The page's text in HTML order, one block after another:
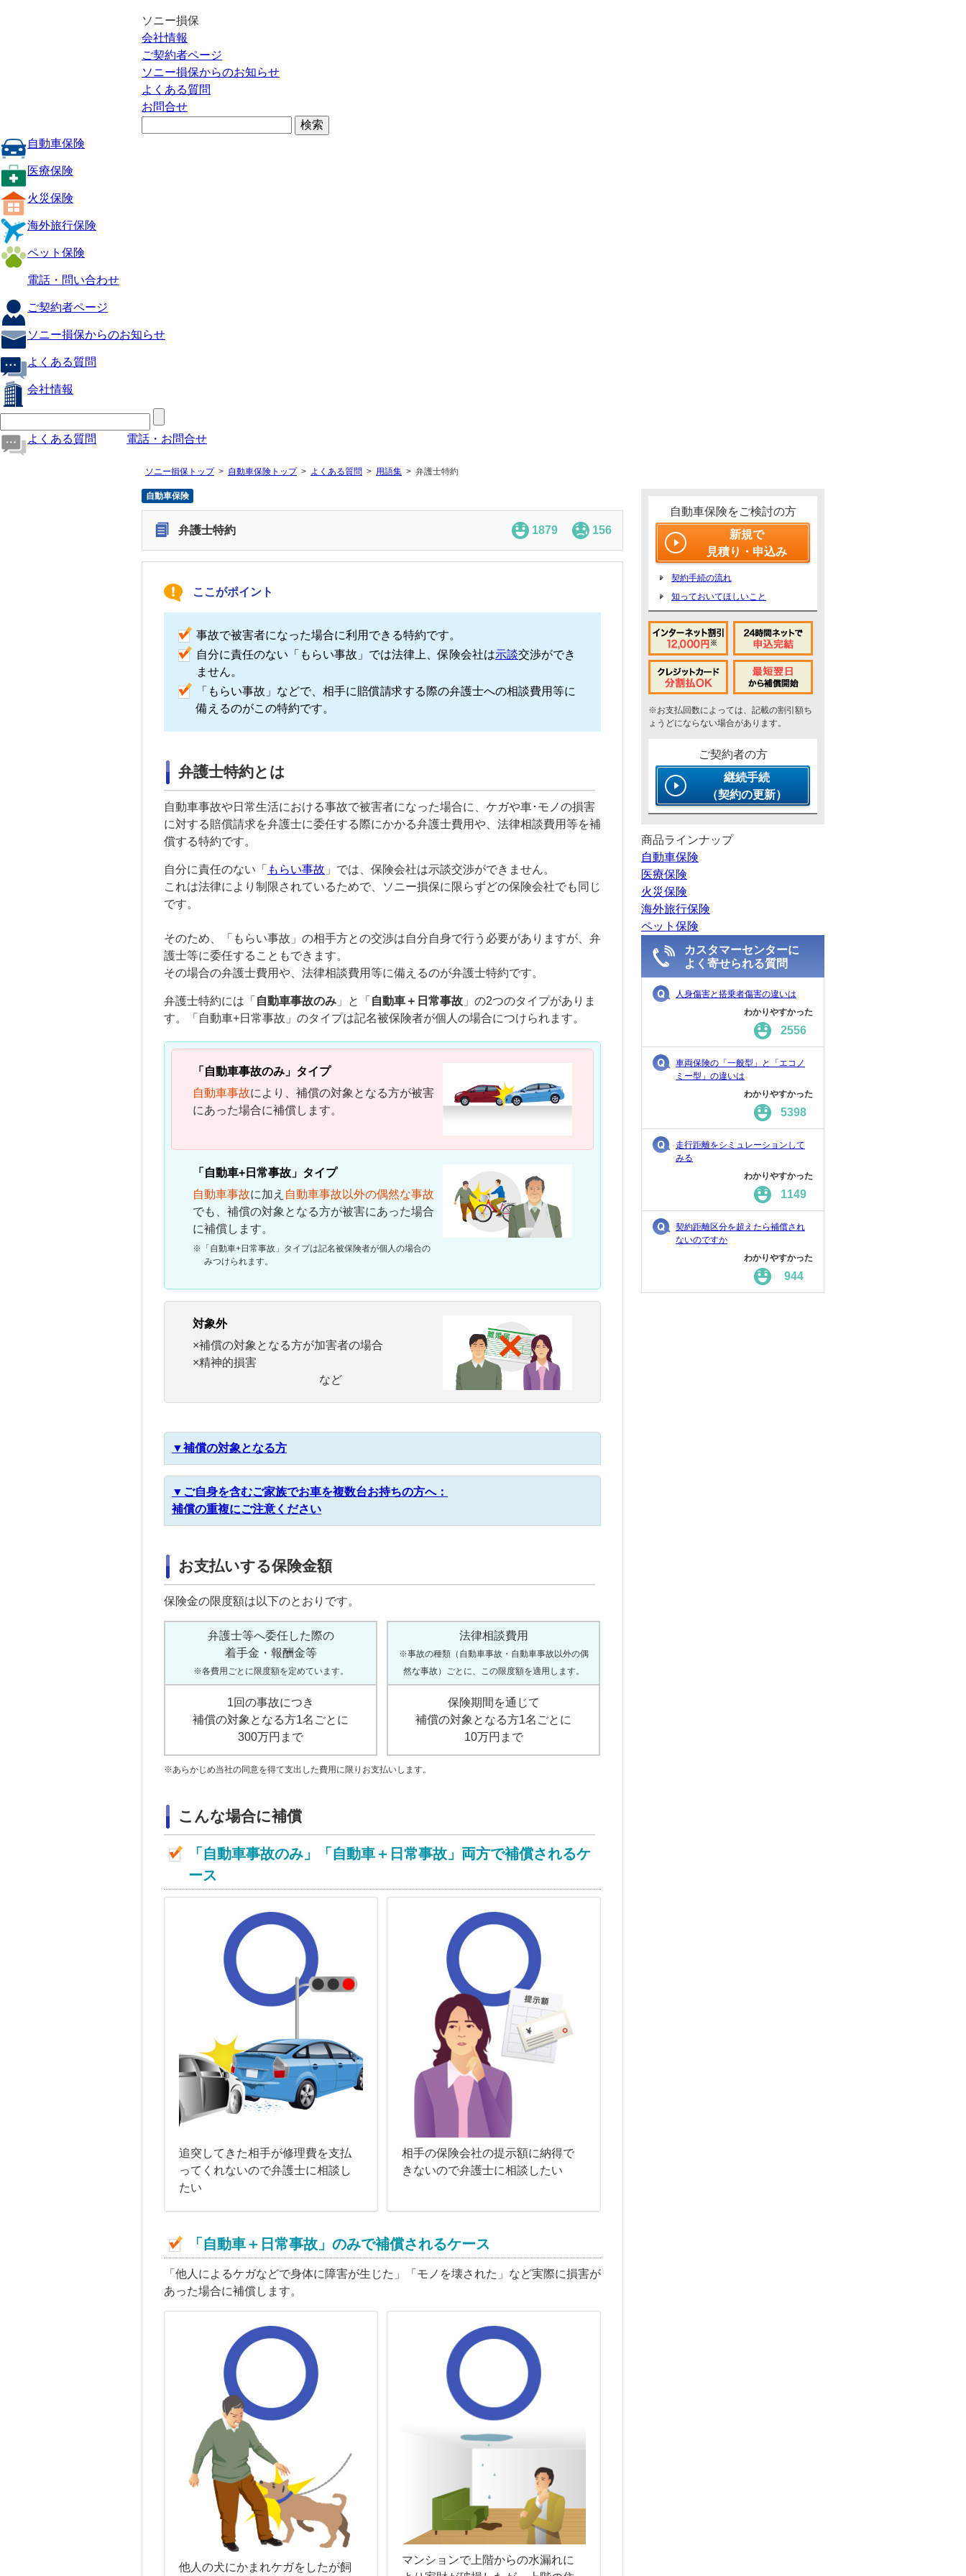
ソニー損保
会社情報
ご契約者ページ
ソニー損保からのお知らせ
よくある質問
お問合せ
自動車保険
医療保険
火災保険
海外旅行保険
ペット保険
電話・問い合わせ
ご契約者ページ
ソニー損保からのお知らせ
よくある質問
会社情報
よくある質問 電話・お問合せ
ソニー損保トップ 自動車保険トップ よくある質問 用語集 弁護士特約
自動車保険
弁護士特約 1879 156
ここがポイント
事故で被害者になった場合に利用できる特約です。
自分に責任のない「もらい事故」では法律上、保険会社は示談交渉ができ
ません。
「もらい事故」などで、相手に賠償請求する際の弁護士への相談費用等に
備えるのがこの特約です。
弁護士特約とは
自動車事故や日常生活における事故で被害者になった場合に、ケガや車･モノの損害
に対する賠償請求を弁護士に委任する際にかかる弁護士費用や、法律相談費用等を補
償する特約です。
自分に責任のない「 もらい事故 」では、保険会社は示談交渉ができません。
これは法律により制限されているためで、ソニー損保に限らずどの保険会社でも同じ
です。
そのため、「もらい事故」の相手方との交渉は自分自身で行う必要がありますが、弁
護士等に委任することもできます。
その場合の弁護士費用や、法律相談費用等に備えるのが弁護士特約です。
弁護士特約には「 自動車事故のみ 」と「 自動車＋日常事故 」の2つのタイプがありま
す。「自動車+日常事故」のタイプは記名被保険者が個人の場合につけられます。
「自動車事故のみ」タイプ
自動車事故により、補償の対象となる方が被害
にあった場合に補償します。
「自動車+日常事故」タイプ
自動車事故に加え 自動車事故以外の偶然な事故
でも、補償の対象となる方が被害にあった場合
に補償します。
※ 「自動車+日常事故」タイプは記名被保険者が個人の場合の
みつけられます。
対象外
×補償の対象となる方が加害者の場合
×精神的損害
など
▼補償の対象となる方
▼ご自身を含むご家族でお車を複数台お持ちの方へ：
補償の重複にご注意ください
お支払いする保険金額
保険金の限度額は以下のとおりです。
弁護士等へ委任した際の
着手金・報酬金等
※各費用ごとに限度額を定めています。
1回の事故につき
補償の対象となる方1名ごとに
300万円まで
法律相談費用
※事故の種類（自動車事故・自動車事故以外の偶
然な事故）ごとに、この限度額を適用します。
保険期間を通じて
補償の対象となる方1名ごとに
10万円まで
※あらかじめ当社の同意を得て支出した費用に限りお支払いします。
こんな場合に補償
「自動車事故のみ」「自動車＋日常事故」両方で補償されるケ
ース
追突してきた相手が修理費を支払
ってくれないので弁護士に相談し
たい
相手の保険会社の提示額に納得で
きないので弁護士に相談したい
「自動車＋日常事故」のみで補償されるケース
「他人によるケガなどで身体に障害が生じた」「モノを壊された」など実際に損害が
あった場合に補償します。
他人の犬にかまれケガをしたが飼
マンションで上階からの水漏れに
自動車保険をご検討の方
新規で
見積り・申込み
契約手続の流れ
知っておいてほしいこと
※お支払回数によっては、記載の割引額ち
ょうどにならない場合があります。
ご契約者の方
継続手続
（契約の更新）
商品ラインナップ
自動車保険
医療保険
火災保険
海外旅行保険
ペット保険
カスタマーセンターに
よく寄せられる質問
人身傷害と搭乗者傷害の違いは
わかりやすかった
2556
車両保険の「一般型」と「エコノ
ミー型」の違いは
わかりやすかった
5398
走行距離をシミュレーションして
みる
わかりやすかった
1149
契約距離区分を超えたら補償され
ないのですか
わかりやすかった
944